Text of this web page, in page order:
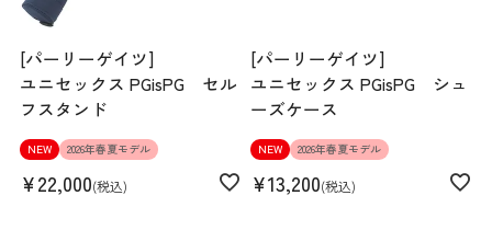
[パーリーゲイツ]
ユニセックス PGisPG セル
フスタンド
NEW 2026年春夏モデル
¥22,000 税込
[パーリーゲイツ]
ユニセックス PGisPG シュ
ーズケース
NEW 2026年春夏モデル
¥13,200 税込